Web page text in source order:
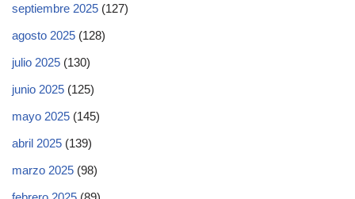
septiembre 2025 (127)
agosto 2025 (128)
julio 2025 (130)
junio 2025 (125)
mayo 2025 (145)
abril 2025 (139)
marzo 2025 (98)